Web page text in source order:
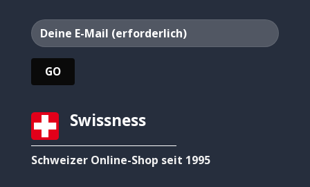
Swissness
Schweizer Online-Shop seit 1995